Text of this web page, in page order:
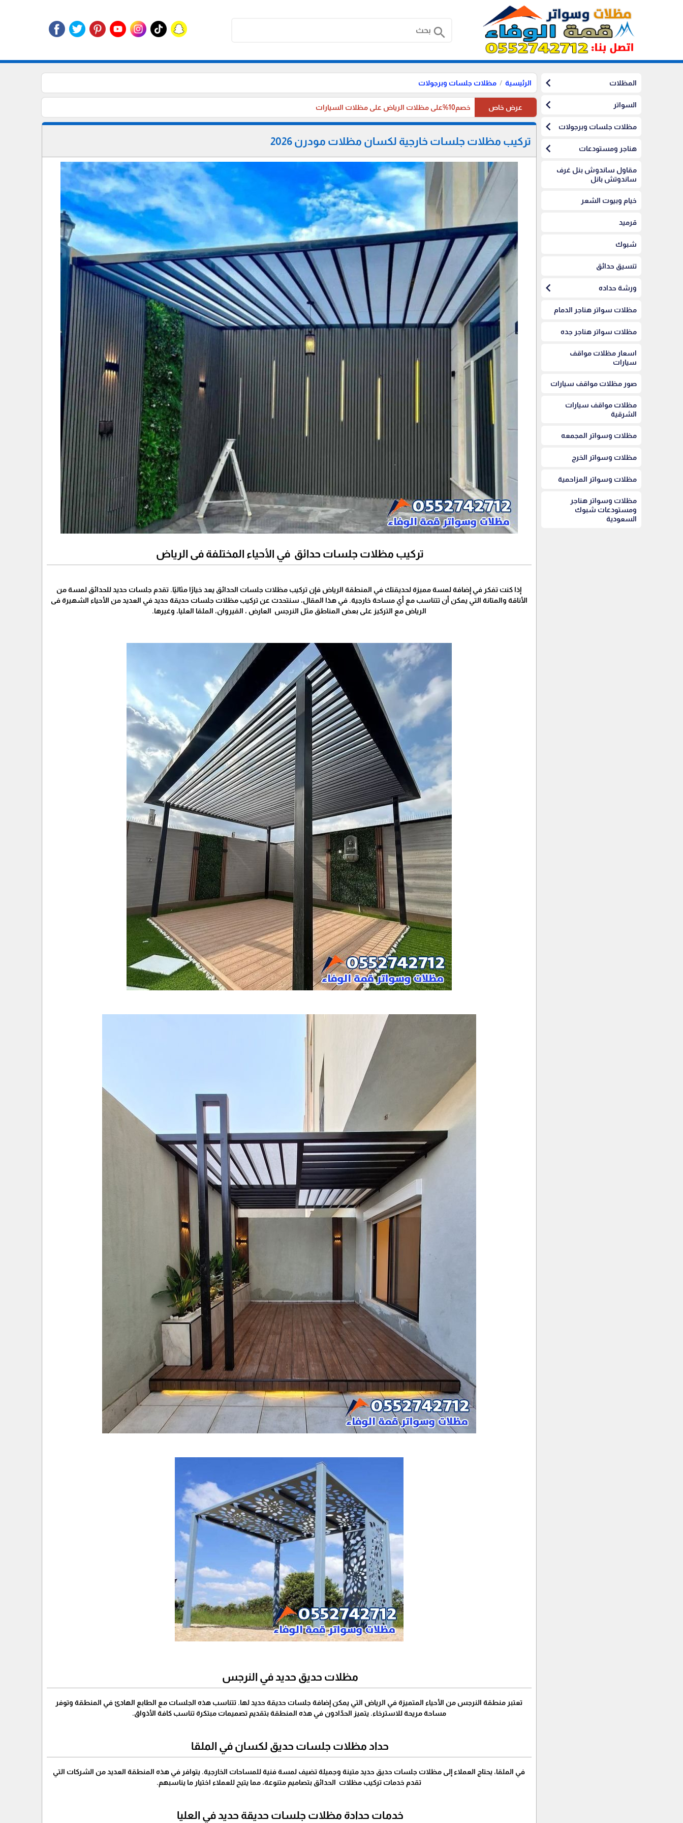
search
المظلات chevron_left
السواتر chevron_left
مظلات جلسات وبرجولات chevron_left
هناجر ومستودعات chevron_left
مقاول ساندوش بنل غرف
ساندوتش بانل
خيام وبيوت الشعر
قرميد
شبوك
تنسيق حدائق
ورشة حداده chevron_left
مظلات سواتر هناجر الدمام
مظلات سواتر هناجر جده
اسعار مظلات مواقف
سيارات
صور مظلات مواقف سيارات
مظلات مواقف سيارات
الشرقية
مظلات وسواتر المجمعه
مظلات وسواتر الخرج
مظلات وسواتر المزاحمية
مظلات وسواتر هناجر
ومستودعات شبوك
السعودية
الرئيسية مظلات جلسات وبرجولات
عرض خاص خصم10%على مظلات الرياض على مظلات السيارات
تركيب مظلات جلسات خارجية لكسان مظلات مودرن 2026
تركيب مظلات جلسات حدائق في الأحياء المختلفة فى الرياض
إذا كنت تفكر في إضافة لمسة مميزة لحديقتك في المنطقة الرياض فإن تركيب مظلات جلسات الحدائق يعد خيارًا مثاليًا. تقدم جلسات حديد للحدائق لمسة من
الأناقة والمتانة التي يمكن أن تتناسب مع أي مساحة خارجية. في هذا المقال، سنتحدث عن تركيب مظلات جلسات حديقة حديد في العديد من الأحياء الشهيرة فى
الرياض مع التركيز على بعض المناطق مثل النرجس العارض ، القيروان، الملقا العليا، وغيرها.
مظلات حديق حديد في النرجس
تعتبر منطقة النرجس من الأحياء المتميزة في الرياض التي يمكن إضافة جلسات حديقة حديد لها. تتناسب هذه الجلسات مع الطابع الهادئ في المنطقة وتوفر
مساحة مريحة للاسترخاء. يتميز الحدّادون في هذه المنطقة بتقديم تصميمات مبتكرة تناسب كافة الأذواق.
حداد مظلات جلسات حديق لكسان في الملقا
في الملقا، يحتاج العملاء إلى مظلات جلسات حديق حديد متينة وجميلة تضيف لمسة فنية للمساحات الخارجية. يتوافر في هذه المنطقة العديد من الشركات التي
تقدم خدمات تركيب مظلات الحدائق بتصاميم متنوعة، مما يتيح للعملاء اختيار ما يناسبهم.
خدمات حدادة مظلات جلسات حديقة حديد في العليا